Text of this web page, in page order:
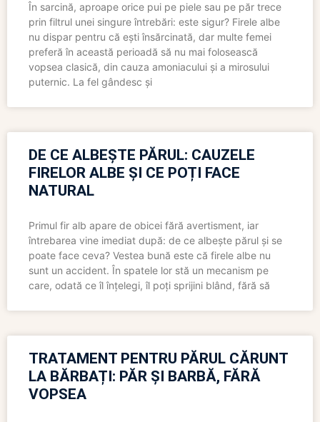
În sarcină, aproape orice pui pe piele sau pe păr trece
prin filtrul unei singure întrebări: este sigur? Firele albe
nu dispar pentru că ești însărcinată, dar multe femei
preferă în această perioadă să nu mai folosească
vopsea clasică, din cauza amoniacului și a mirosului
puternic. La fel gândesc și
DE CE ALBEȘTE PĂRUL: CAUZELE
FIRELOR ALBE ȘI CE POȚI FACE
NATURAL
Primul fir alb apare de obicei fără avertisment, iar
întrebarea vine imediat după: de ce albește părul și se
poate face ceva? Vestea bună este că firele albe nu
sunt un accident. În spatele lor stă un mecanism pe
care, odată ce îl înțelegi, îl poți sprijini blând, fără să
TRATAMENT PENTRU PĂRUL CĂRUNT
LA BĂRBAȚI: PĂR ȘI BARBĂ, FĂRĂ
VOPSEA